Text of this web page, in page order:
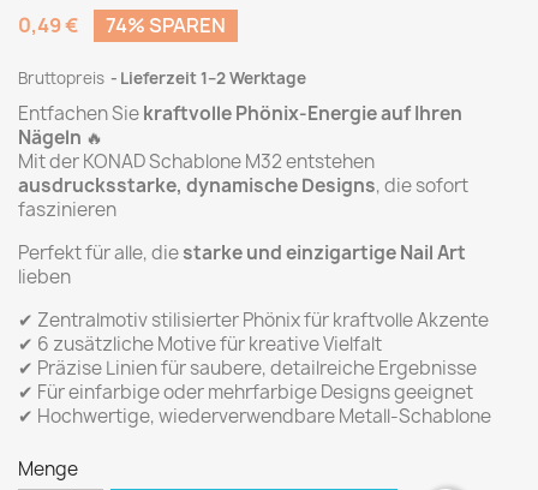
0,49 €
74% SPAREN
Bruttopreis Lieferzeit 1–2 Werktage
Entfachen Siekraftvolle Phönix-Energie auf Ihren
Nägeln 🔥
Mit der KONAD Schablone M32 entstehen
ausdrucksstarke, dynamische Designs, die sofort
faszinieren
Perfekt für alle, diestarke und einzigartige Nail Art
lieben
✔ Zentralmotiv stilisierter Phönix für kraftvolle Akzente
✔ 6 zusätzliche Motive für kreative Vielfalt
✔ Präzise Linien für saubere, detailreiche Ergebnisse
✔ Für einfarbige oder mehrfarbige Designs geeignet
✔ Hochwertige, wiederverwendbare Metall-Schablone
Menge